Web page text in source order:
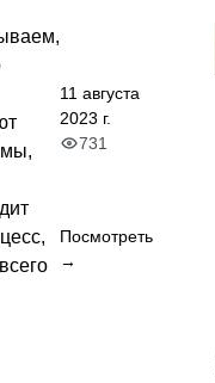
11 августа
2023 г.
731
Посмотреть
→